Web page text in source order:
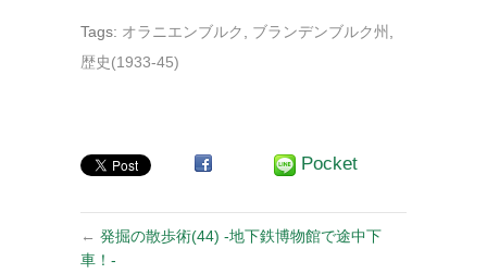
ク州 『リベック
じいさんのなし
Tags: オラニエンブルク, ブランデンブルク州 ,
歴史(1933-45)
Pocket
← 発掘の散歩術(44) -地下鉄博物館で途中下
車！-